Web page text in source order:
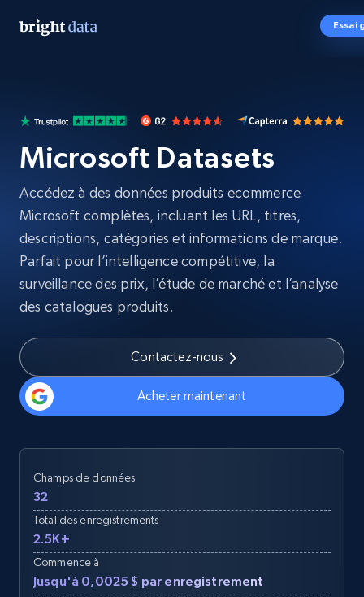
Essai
Microsoft Datasets
Accédez à des données produits ecommerce
Microsoft complètes, incluant les URL, titres,
descriptions, catégories et informations de marque.
Parfait pour l’intelligence compétitive, la
surveillance des prix, l’étude de marché et l’analyse
des catalogues produits.
Contactez-nous
Acheter maintenant
Champs de données
32
Total des enregistrements
2.5K+
Commence à
Jusqu'à 0,0025 $ par enregistrement